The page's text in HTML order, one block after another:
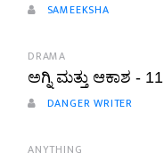
SAMEEKSHA
DRAMA
ಅಗ್ನಿ ಮತ್ತು ಆಕಾಶ - 11
DANGER WRITER
ANYTHING